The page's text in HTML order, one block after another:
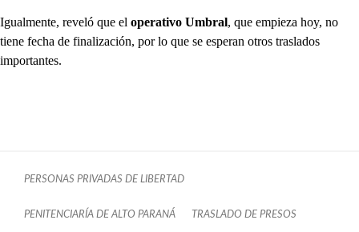
Igualmente, reveló que el operativo Umbral, que empieza hoy, no
tiene fecha de finalización, por lo que se esperan otros traslados
importantes.
PERSONAS PRIVADAS DE LIBERTAD
PENITENCIARÍA DE ALTO PARANÁ TRASLADO DE PRESOS